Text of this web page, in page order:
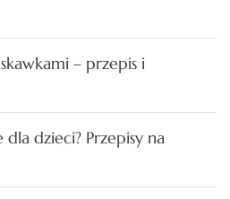
– przepis i
dzieci? Przepisy na